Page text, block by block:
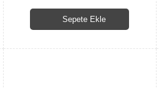
Sepete Ekle